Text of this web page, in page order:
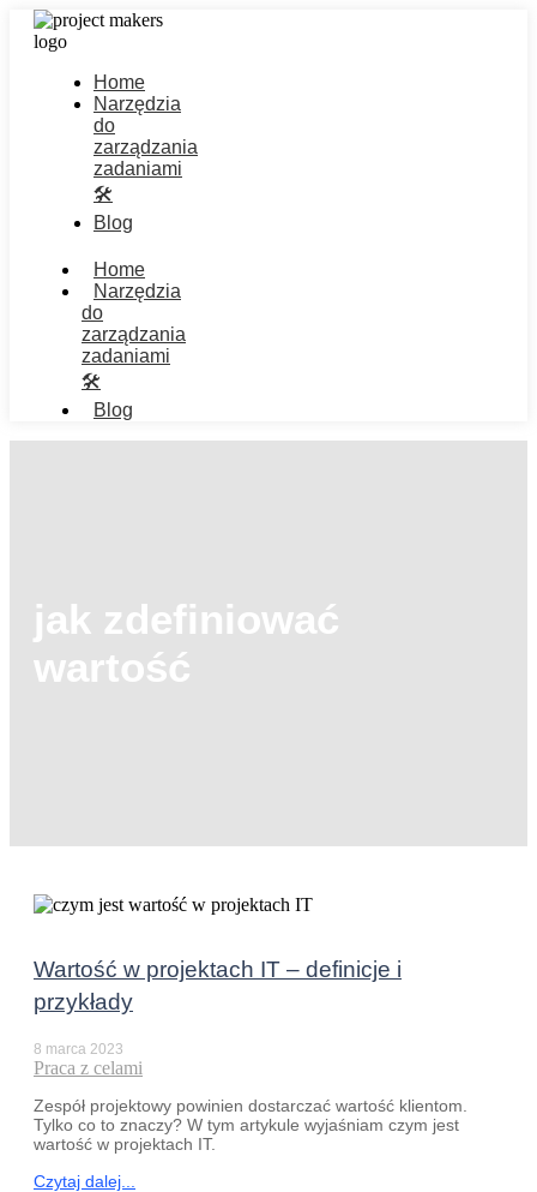
Home
Narzędzia
do
zarządzania
zadaniami
🛠️
Blog
Home
Narzędzia
do
zarządzania
zadaniami
🛠️
Blog
jak zdefiniować
wartość
Wartość w projektach IT – definicje i
przykłady
8 marca 2023
Praca z celami
Zespół projektowy powinien dostarczać wartość klientom.
Tylko co to znaczy? W tym artykule wyjaśniam czym jest
wartość w projektach IT.
Czytaj dalej...